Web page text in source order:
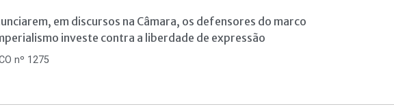
em discursos na Câmara, os defensores do marco
investe contra a liberdade de expressão
nº 1275